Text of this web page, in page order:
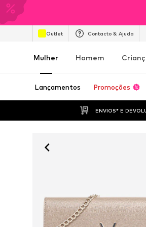
Outlet Contacto & Ajuda
Mulher Homem
Lançamentos Promoções
ENVIOS* E